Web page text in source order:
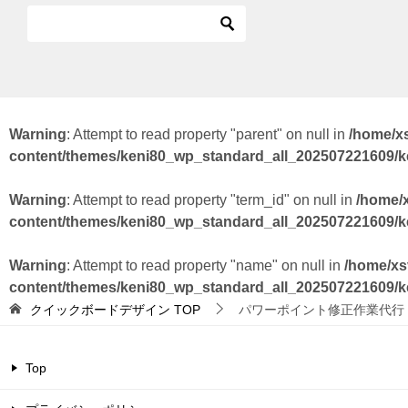
Warning: Attempt to read property "parent" on null in /home/
content/themes/keni80_wp_standard_all_202507221609/
Warning: Attempt to read property "term_id" on null in /home/
content/themes/keni80_wp_standard_all_202507221609/
Warning: Attempt to read property "name" on null in /home/
content/themes/keni80_wp_standard_all_202507221609/
クイックボードデザイン TOP パワーポイント修正作業代行
Top